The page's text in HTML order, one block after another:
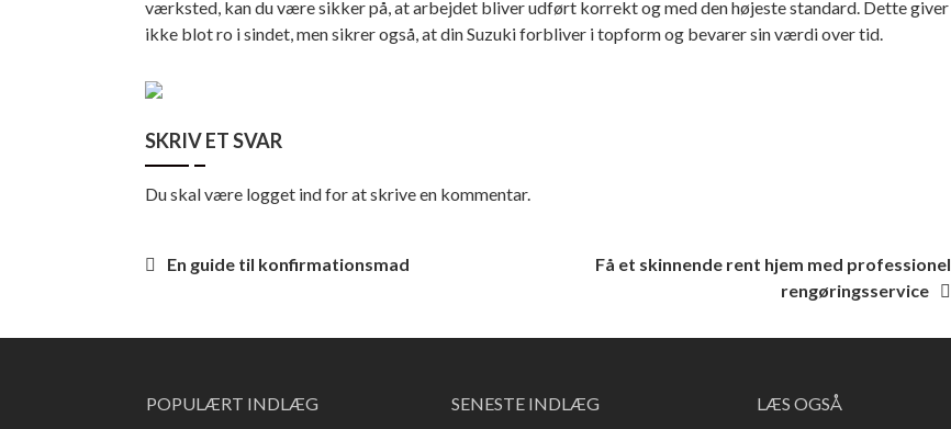
værksted, kan du være sikker på, at arbejdet bliver udført korrekt og med den højeste standard. Dette giver
ikke blot ro i sindet, men sikrer også, at din Suzuki forbliver i topform og bevarer sin værdi over tid.
SKRIV ET SVAR
Du skal være logget indfor at skrive en kommentar.
Indlægsnavigation
En guide til konfirmationsmad
Få et skinnende rent hjem med professionel
rengøringsservice
POPULÆRT INDLÆG SENESTE INDLÆG LÆS OGSÅ